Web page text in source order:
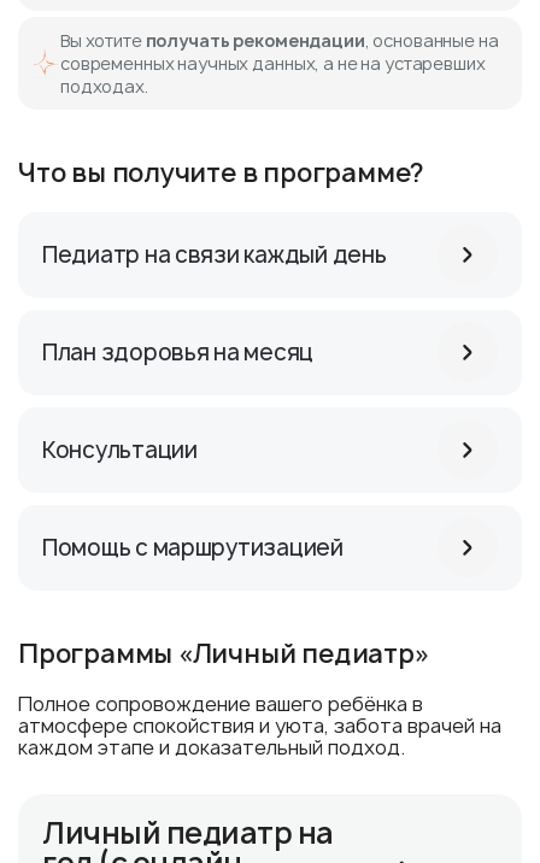
Вы хотите получать рекомендации, основанные на
современных научных данных, а не на устаревших
подходах.
Что вы получите в программе?
Педиатр на связи каждый день
План здоровья на месяц
Консультации
Помощь с маршрутизацией
Программы «Личный педиатр»
Полное сопровождение вашего ребёнка в
атмосфере спокойствия и уюта, забота врачей на
каждом этапе и доказательный подход.
Личный педиатр на